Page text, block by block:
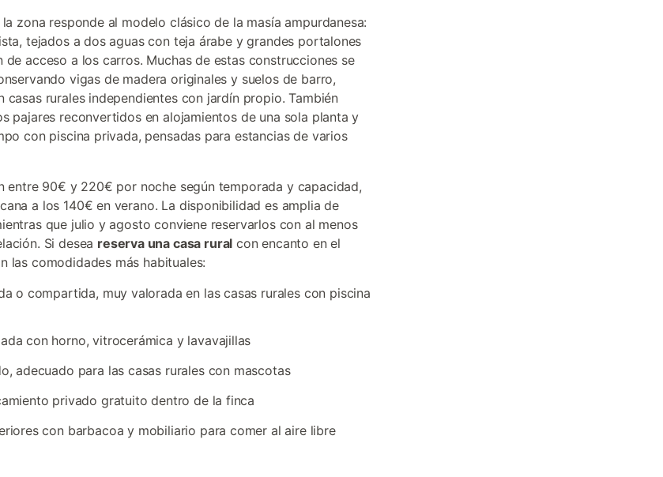
zona responde al modelo clásico de la masía ampurdanesa:
tejados a dos aguas con teja árabe y grandes portalones
de acceso a los carros. Muchas de estas construcciones se
vigas de madera originales y suelos de barro,
casas rurales independientes con jardín propio. También
pajares reconvertidos en alojamientos de una sola planta y
con piscina privada, pensadas para estancias de varios
entre 90€ y 220€ por noche según temporada y capacidad,
a los 140€ en verano. La disponibilidad es amplia de
que julio y agosto conviene reservarlos con al menos
Si desea reserva una casa rural con encanto en el
las comodidades más habituales:
o compartida, muy valorada en las casas rurales con piscina
con horno, vitrocerámica y lavavajillas
adecuado para las casas rurales con mascotas
privado gratuito dentro de la finca
con barbacoa y mobiliario para comer al aire libre